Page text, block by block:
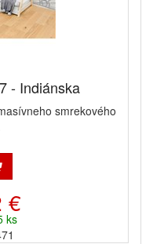
- Indiánska
smrekového
€
ks